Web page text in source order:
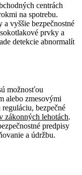
centrách
na spotrebu.
vyššie bezpečnostné
prvky a
detekcie abnormalít
možnosťou
alebo zmesovými
bezpečné
zákonných lehotách.
predpisy
a údržbu.